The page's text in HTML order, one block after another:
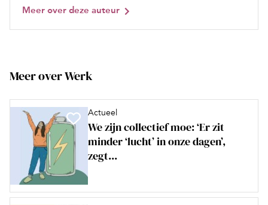
Meer over deze auteur
Meer over Werk
Actueel
We zijn collectief moe: ‘Er zit
minder ‘lucht’ in onze dagen’,
zegt...